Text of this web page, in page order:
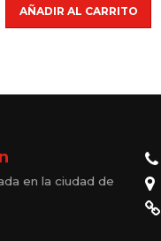
AÑADIR AL CARRITO
en la ciudad de